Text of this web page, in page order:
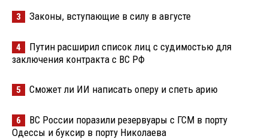
3 Законы, вступающие в силу в августе
4
Путин расширил список лиц с судимостью для
заключения контракта с ВС РФ
5 Сможет ли ИИ написать оперу и спеть арию
6
ВС России поразили резервуары с ГСМ в порту
Одессы и буксир в порту Николаева